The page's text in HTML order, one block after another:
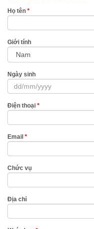
Họ tên *
Giới tính
Ngày sinh
Điện thoại *
Email *
Chức vụ
Địa chỉ